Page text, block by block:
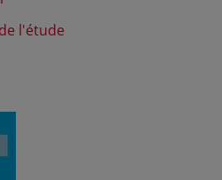
l'étude